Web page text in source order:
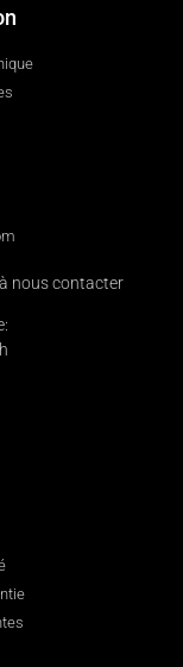
nous contacter